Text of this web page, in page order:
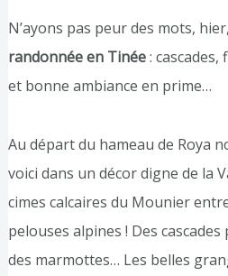
N’ayons pas peur des mots,
randonnée en Tinée: cascades,
et bonne ambiance en prime…
Au départ du hameau de Roya
voici dans un décor digne de la
cimes calcaires du Mounier
pelouses alpines ! Des
des marmottes… Les belles